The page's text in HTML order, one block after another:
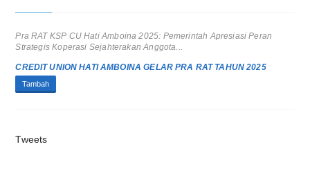
Pra RAT KSP CU Hati Amboina 2025: Pemerintah Apresiasi Peran
Strategis Koperasi Sejahterakan Anggota...
CREDIT UNION HATI AMBOINA GELAR PRA RAT TAHUN 2025
Tambah
Tweets